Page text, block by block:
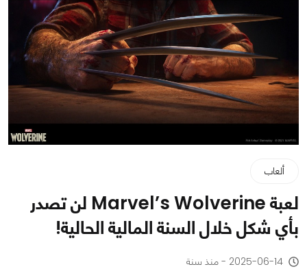
ألعاب
لعبة Marvel’s Wolverine لن تصدر
بأي شكل خلال السنة المالية الحالية!
2025-06-14 - منذ سنة